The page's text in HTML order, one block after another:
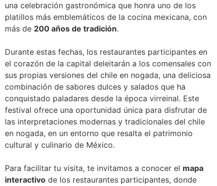
una celebración gastronómica que honra uno de los
platillos más emblemáticos de la cocina mexicana, con
más de 200 años de tradición.
Durante estas fechas, los restaurantes participantes en
el corazón de la capital deleitarán a los comensales con
sus propias versiones del chile en nogada, una deliciosa
combinación de sabores dulces y salados que ha
conquistado paladares desde la época virreinal. Este
festival ofrece una oportunidad única para disfrutar de
las interpretaciones modernas y tradicionales del chile
en nogada, en un entorno que resalta el patrimonio
cultural y culinario de México.
Para facilitar tu visita, te invitamos a conocer el mapa
interactivo de los restaurantes participantes, donde